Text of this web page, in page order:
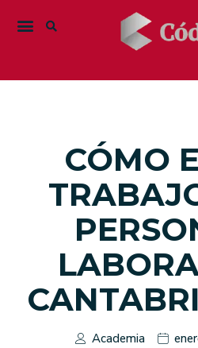
CÓMO
Academia